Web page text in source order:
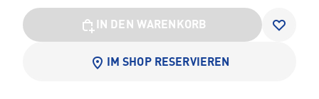
IN DEN WARENKORB
IM SHOP RESERVIEREN